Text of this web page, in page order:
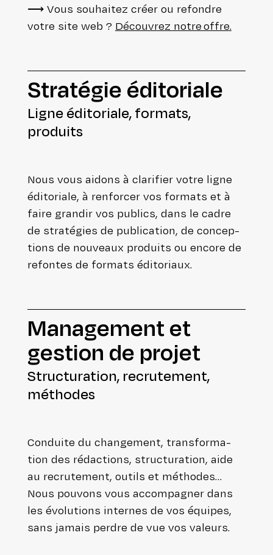
⟶ Vous souhaitez créer ou refondre
votre site web ? Découvrez notre offre.
Stratégie édi­to­riale
Ligne édi­to­riale, formats,
produits
Nous vous aidons à clarifier votre ligne
édi­to­riale, à renforcer vos formats et à
faire grandir vos publics, dans le cadre
de stra­té­gies de publi­ca­tion, de concep­
tions de nouveaux produits ou encore de
refontes de formats éditoriaux.
Mana­ge­ment et
gestion de projet
Struc­tu­ra­tion, recru­te­ment,
méthodes
Conduite du chan­ge­ment, trans­for­ma­
tion des rédac­tions, struc­tu­ra­tion, aide
au recru­te­ment, outils et méthodes…
Nous pouvons vous accom­pa­gner dans
les évo­lu­tions internes de vos équipes,
sans jamais perdre de vue vos valeurs.